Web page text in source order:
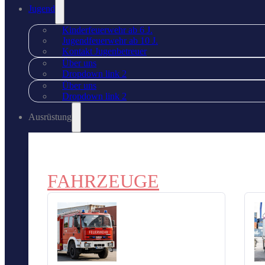
Jugend
Kinderfeuerwehr ab 6 J.
Jugendfeuerwehr ab 10 J.
Kontakt Jugenbetreuer
Über uns
Dropdown link 2
Über uns
Dropdown link 2
Ausrüstung
FAHRZEUGE